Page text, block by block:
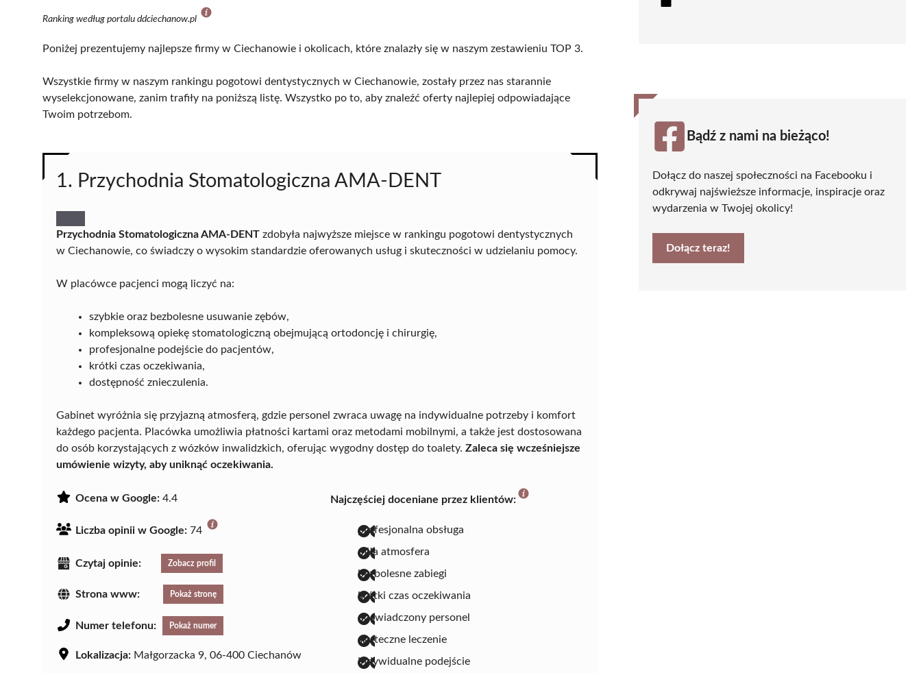
Ranking według portalu ddciechanow.pl
Poniżej prezentujemy najlepsze firmy w Ciechanowie i okolicach, które znalazły się w naszym zestawieniu TOP 3.
Wszystkie firmy w naszym rankingu pogotowi dentystycznych w Ciechanowie, zostały przez nas starannie
wyselekcjonowane, zanim trafiły na poniższą listę. Wszystko po to, aby znaleźć oferty najlepiej odpowiadające
Twoim potrzebom.
1. Przychodnia Stomatologiczna AMA-DENT
Przychodnia Stomatologiczna AMA-DENT zdobyła najwyższe miejsce w rankingu pogotowi dentystycznych
w Ciechanowie, co świadczy o wysokim standardzie oferowanych usług i skuteczności w udzielaniu pomocy.
W placówce pacjenci mogą liczyć na:
szybkie oraz bezbolesne usuwanie zębów,
kompleksową opiekę stomatologiczną obejmującą ortodoncję i chirurgię,
profesjonalne podejście do pacjentów,
krótki czas oczekiwania,
dostępność znieczulenia.
Gabinet wyróżnia się przyjazną atmosferą, gdzie personel zwraca uwagę na indywidualne potrzeby i komfort
każdego pacjenta. Placówka umożliwia płatności kartami oraz metodami mobilnymi, a także jest dostosowana
do osób korzystających z wózków inwalidzkich, oferując wygodny dostęp do toalety. Zaleca się wcześniejsze
umówienie wizyty, aby uniknąć oczekiwania.
Ocena w Google: 4.4
Liczba opinii w Google: 74
Czytaj opinie: Zobacz profil
Strona www: Pokaż stronę
Numer telefonu: Pokaż numer
Lokalizacja: Małgorzacka 9, 06-400 Ciechanów
Najczęściej doceniane przez klientów:
profesjonalna obsługa
miła atmosfera
bezbolesne zabiegi
krótki czas oczekiwania
doświadczony personel
skuteczne leczenie
indywidualne podejście
Bądź z nami na bieżąco!
Dołącz do naszej społeczności na Facebooku i
odkrywaj najświeższe informacje, inspiracje oraz
wydarzenia w Twojej okolicy!
Dołącz teraz!